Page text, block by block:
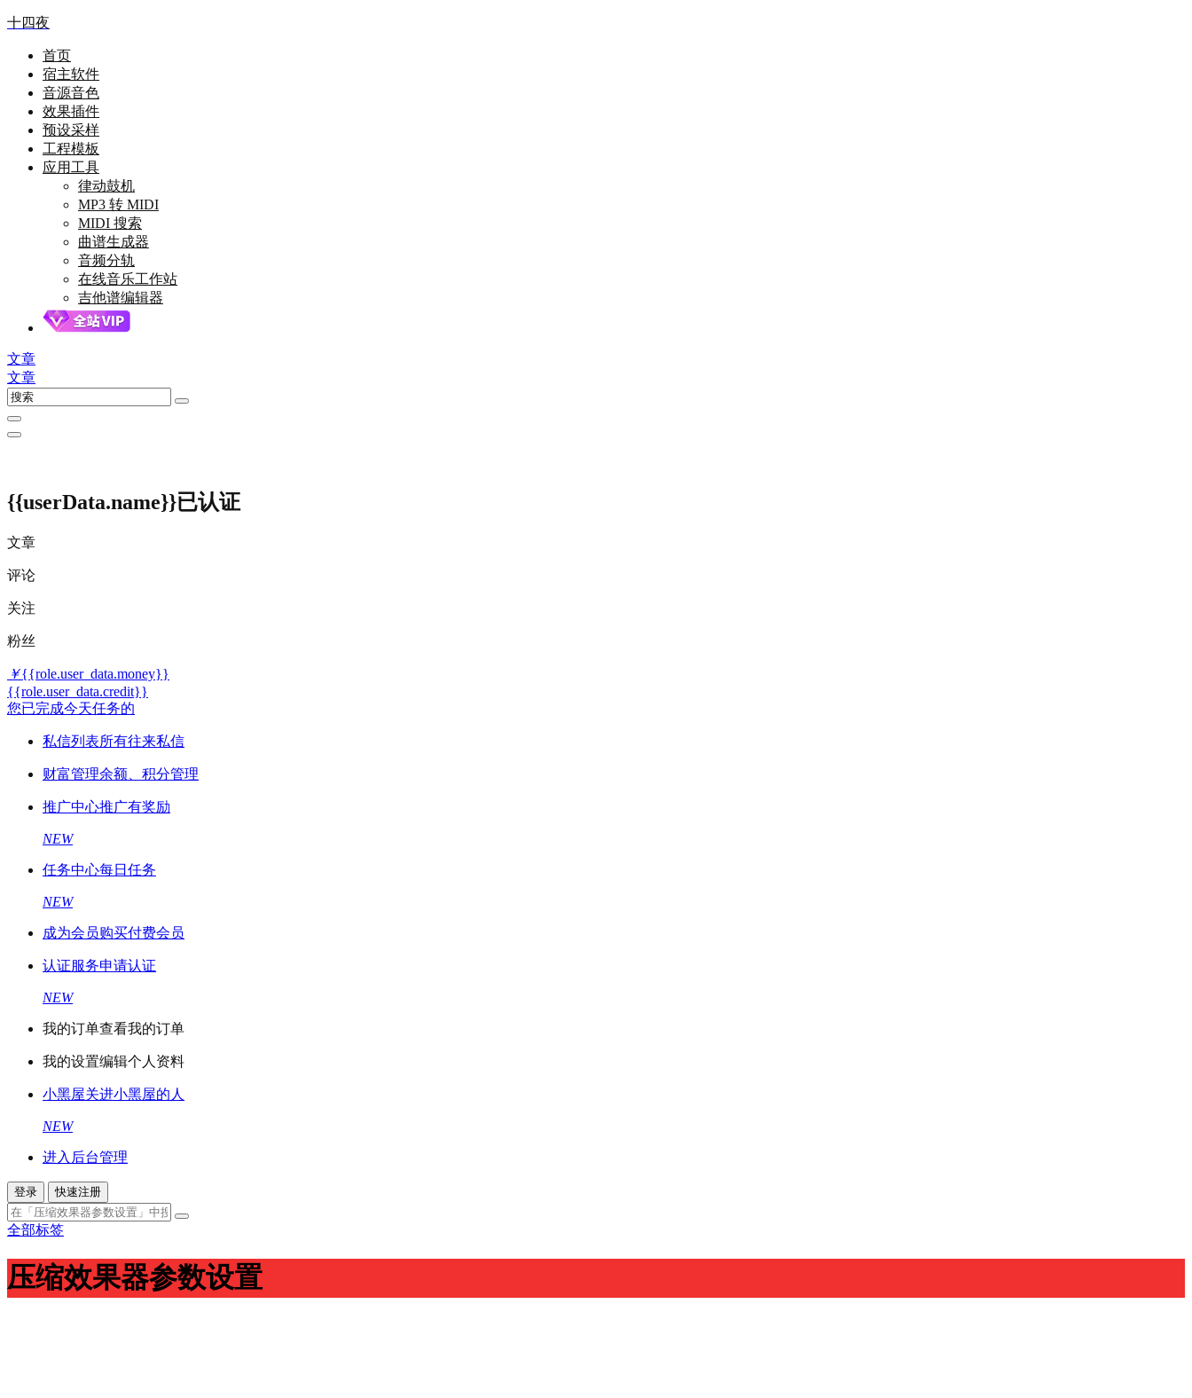
十四夜
首页
宿主软件
音源音色
效果插件
预设采样
工程模板
应用工具
律动鼓机
MP3 转 MIDI
MIDI 搜索
曲谱生成器
音频分轨
在线音乐工作站
吉他谱编辑器
文章
文章
{{userData.name}}已认证
文章
评论
关注
粉丝
￥{{role.user_data.money}}
{{role.user_data.credit}}
您已完成今天任务的
私信列表所有往来私信
财富管理余额、积分管理
推广中心推广有奖励
NEW
任务中心每日任务
NEW
成为会员购买付费会员
认证服务申请认证
NEW
我的订单查看我的订单
我的设置编辑个人资料
小黑屋关进小黑屋的人
NEW
进入后台管理
登录 快速注册
全部标签
压缩效果器参数设置